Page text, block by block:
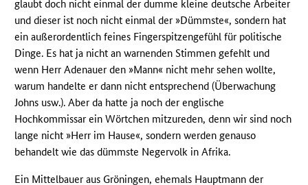
glaubt doch nicht einmal der dumme kleine deutsche Arbeiter
und dieser ist noch nicht einmal der »Dümmste«, sondern hat
ein außerordentlich feines Fingerspitzengefühl für politische
Dinge. Es hat ja nicht an warnenden Stimmen gefehlt und
wenn Herr Adenauer den »Mann« nicht mehr sehen wollte,
warum handelte er dann nicht entsprechend (Überwachung
Johns usw.). Aber da hatte ja noch der englische
Hochkommissar ein Wörtchen mitzureden, denn wir sind noch
lange nicht »Herr im Hause«, sondern werden genauso
behandelt wie das dümmste Negervolk in Afrika.
Ein Mittelbauer aus Gröningen, ehemals Hauptmann der